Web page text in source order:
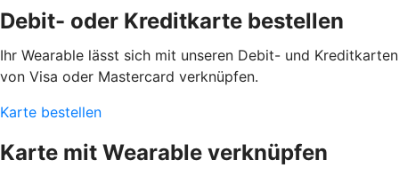
Debit- oder Kreditkarte bestellen
Ihr Wearable lässt sich mit unseren Debit- und Kreditkarten
von Visa oder Mastercard verknüpfen.
Karte bestellen
Karte mit Wearable verknüpfen